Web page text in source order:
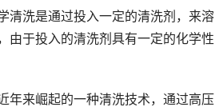
清洗是通过投入一定的清洗剂，来溶
由于投入的清洗剂具有一定的化学性
年来崛起的一种清洗技术，通过高压